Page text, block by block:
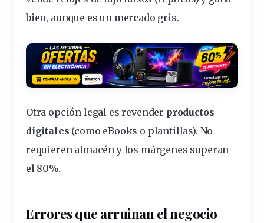
bien, aunque es un mercado gris.
Otra opción legal es revender productos
digitales (como eBooks o plantillas). No
requieren almacén y los márgenes superan
el 80%.
Errores que arruinan el negocio